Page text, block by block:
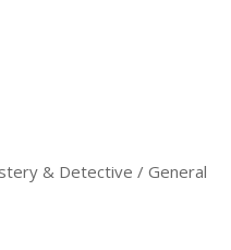
& Detective / General